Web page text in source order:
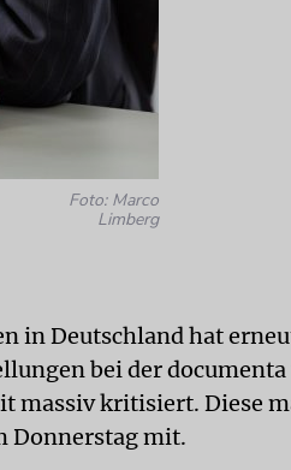
Foto: Marco
Limberg
in Deutschland hat
bei der documenta
massiv kritisiert. Diese
Donnerstag mit.